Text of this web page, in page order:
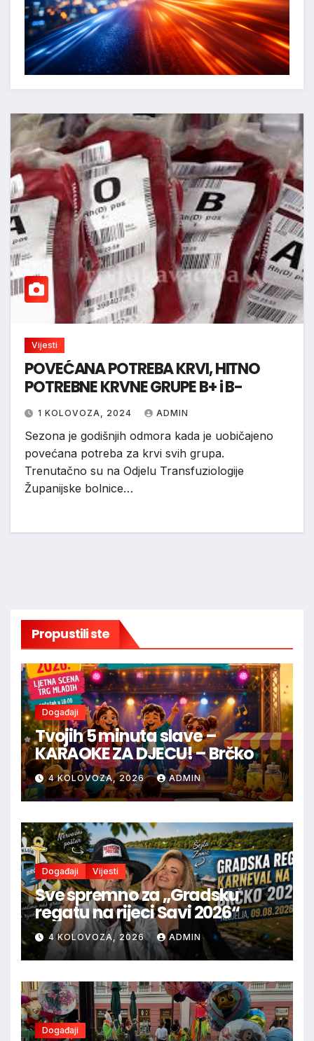
Vijesti
POVEĆANA POTREBA KRVI, HITNO
POTREBNE KRVNE GRUPE B+ i B-
1 KOLOVOZA, 2024 ADMIN
Sezona je godišnjih odmora kada je uobičajeno
povećana potreba za krvi svih grupa.
Trenutačno su na Odjelu Transfuziologije
Županijske bolnice…
Propustili ste
Događaji
Tvojih 5 minuta slave –
KARAOKE ZA DJECU! – Brčko
4 KOLOVOZA, 2026 ADMIN
Događaji Vijesti
Sve spremno za „Gradsku
regatu na rijeci Savi 2026“
4 KOLOVOZA, 2026 ADMIN
Događaji